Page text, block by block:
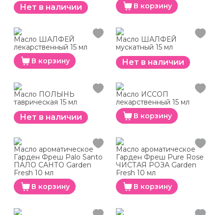
Нет в наличии В корзину
Масло ШАЛФЕЙ
лекарственный 15 мл
В корзину
Масло ШАЛФЕЙ
мускатный 15 мл
Нет в наличии
Масло ПОЛЫНЬ
таврическая 15 мл
Нет в наличии
Масло ИССОП
лекарственный 15 мл
В корзину
Масло ароматическое
Гарден Фреш Palo Santo
ПАЛО САНТО Garden
Fresh 10 мл
В корзину
Масло ароматическое
Гарден Фреш Pure Rose
ЧИСТАЯ РОЗА Garden
Fresh 10 мл
В корзину